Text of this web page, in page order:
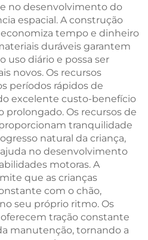
no desenvolvimento do
espacial. A construção
tempo e dinheiro
duráveis garantem
uso diário e possa ser
novos. Os recursos
períodos rápidos de
excelente custo-benefício
prolongado. Os recursos de
tranquilidade
natural da criança,
no desenvolvimento
motoras. A
que as crianças
com o chão,
seu próprio ritmo. Os
tração constante
manutenção, tornando a